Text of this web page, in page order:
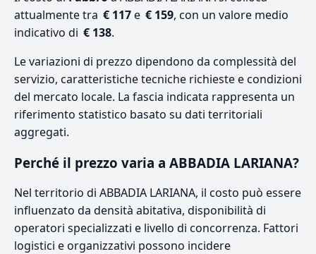
attualmente tra € 117e € 159, con un valore medio
indicativo di € 138.
Le variazioni di prezzo dipendono da complessità del
servizio, caratteristiche tecniche richieste e condizioni
del mercato locale. La fascia indicata rappresenta un
riferimento statistico basato su dati territoriali
aggregati.
Perché il prezzo varia a ABBADIA LARIANA?
Nel territorio di ABBADIA LARIANA, il costo può essere
influenzato da densità abitativa, disponibilità di
operatori specializzati e livello di concorrenza. Fattori
logistici e organizzativi possono incidere